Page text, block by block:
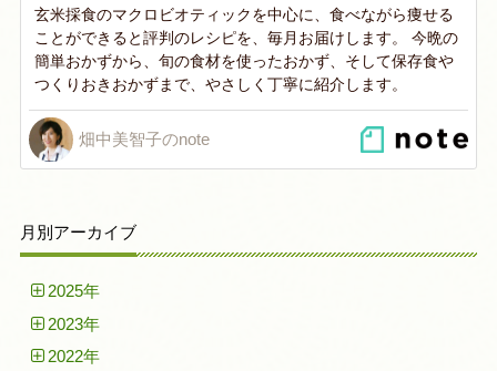
玄米採食のマクロビオティックを中心に、食べながら痩せる
ことができると評判のレシピを、毎月お届けします。 今晩の
簡単おかずから、旬の食材を使ったおかず、そして保存食や
つくりおきおかずまで、やさしく丁寧に紹介します。
畑中美智子のnote
月別アーカイブ
2025年
2023年
2022年